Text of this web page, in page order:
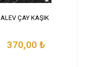
ALEV ÇAY KAŞIK
370,00 ₺